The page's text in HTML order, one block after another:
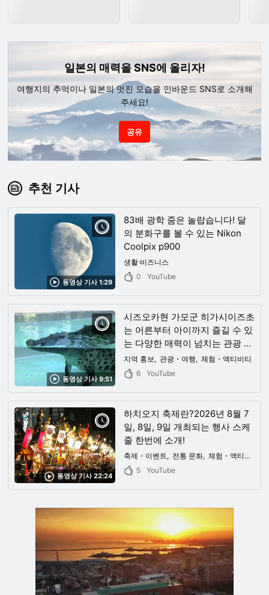
일본의 매력을 SNS에 올리자!
여행지의 추억이나 일본의 멋진 모습을 인바운드 SNS로 소개해
주세요!
공유
추천 기사
동영상 기사 1:29
83배 광학 줌은 놀랍습니다! 달
의 분화구를 볼 수 있는 Nikon
Coolpix p900
생활·비즈니스
0
YouTube
동영상 기사 9:51
시즈오카현 가모군 히가시이즈초
는 어른부터 아이까지 즐길 수 있
는 다양한 매력이 넘치는 관광 명
소! 밤하늘에 펼쳐진 만점의 밤하
늘은 시간이 멈춘 것처럼 느껴지
지역 홍보 관광・여행
체험・액티비티
6
YouTube
동영상 기사 22:24
하치오지 축제란?2026년 8월 7
일, 8일, 9일 개최되는 행사 스케
줄 한번에 소개!
축제・이벤트 전통 문화
체험・액티비티
5
YouTube